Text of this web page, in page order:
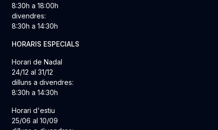
8:30h a 18:00h
divendres:
8:30h a 14:30h
HORARIS ESPECIALS
Horari de Nadal
24/12 al 31/12
dilluns a divendres:
8:30h a 14:30h
Horari d'estiu
25/06 al 10/09